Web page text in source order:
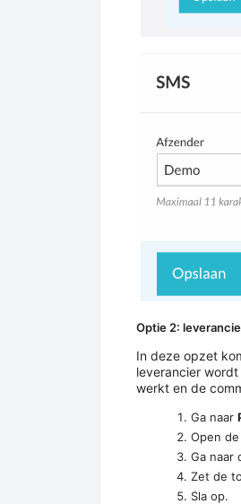
Optie 2:
In deze opzet
leverancier
werkt en de
Ga naar
Open
Ga naar
Zet de
Sla op.